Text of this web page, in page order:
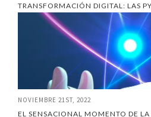
TRANSFORMACIÓN DIGITAL: LAS
NOVIEMBRE 21ST, 2022
EL SENSACIONAL MOMENTO DE